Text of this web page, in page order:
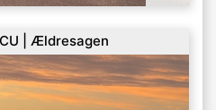
| Ældresagen